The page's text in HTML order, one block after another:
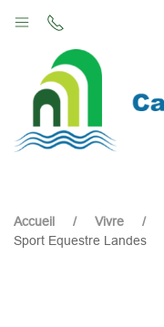
Accueil Vivre
Sport Equestre Landes